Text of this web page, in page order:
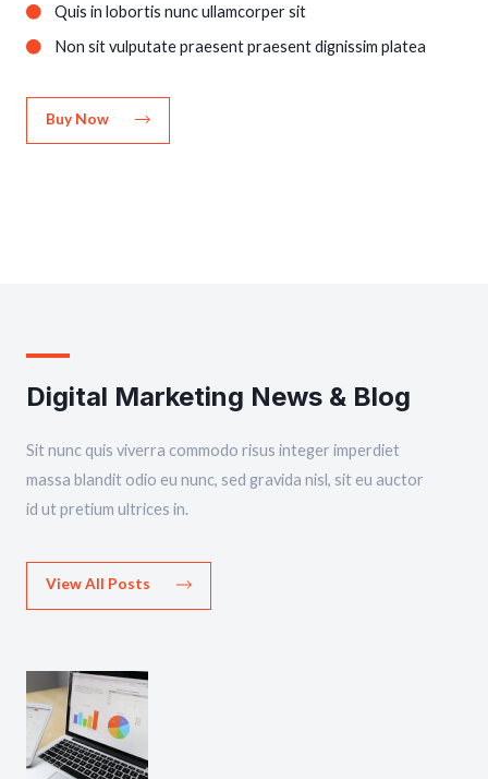
Quis in lobortis nunc ullamcorper sit
Non sit vulputate praesent praesent dignissim platea
Buy Now
Digital Marketing News & Blog
Sit nunc quis viverra commodo risus integer imperdiet
massa blandit odio eu nunc, sed gravida nisl, sit eu auctor
id ut pretium ultrices in.
View All Posts